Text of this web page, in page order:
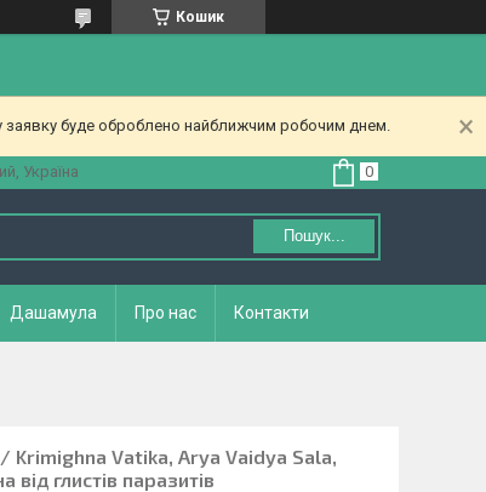
Кошик
заявку буде оброблено найближчим робочим днем.
Україна
Пошук...
Дашамула Про нас Контакти
Krimighna Vatika, Arya Vaidya Sala,
глистів паразитів